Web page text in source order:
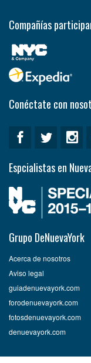
Compañías
Conéctate con
Espcialistas en
Grupo DeNuevaYork
Acerca de nosotros
Aviso legal
guiadenuevayork.com
forodenuevayork.com
fotosdenuevayork.com
denuevayork.com